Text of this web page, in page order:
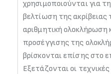
χρησιμοποιούνται για
βελτίωση της
αριθμητική ολοκλήρωση
προσέγγισης της
βρίσκονται επίσης στο
Εξετάζονται οι